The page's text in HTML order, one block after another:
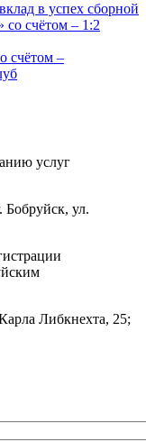
в успех сборной
счётом –
услуг
Бобруйск, ул.
Либкнехта, 25;